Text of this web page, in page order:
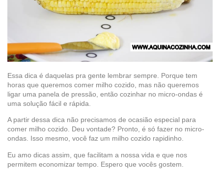
Essa dica é daquelas pra gente lembrar sempre. Porque tem
horas que queremos comer milho cozido, mas não queremos
ligar uma panela de pressão, então cozinhar no micro-ondas é
uma solução fácil e rápida.
A partir dessa dica não precisamos de ocasião especial para
comer milho cozido. Deu vontade? Pronto, é só fazer no micro-
ondas. Isso mesmo, você faz um milho cozido rapidinho.
Eu amo dicas assim, que facilitam a nossa vida e que nos
permitem economizar tempo. Espero que vocês gostem.